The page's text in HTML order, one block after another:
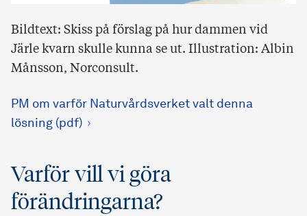
Bildtext: Skiss på förslag på hur dammen vid
Järle kvarn skulle kunna se ut. Illustration: Albin
Månsson, Norconsult.
PM om varför Naturvårdsverket valt denna
lösning (pdf)
Varför vill vi göra
förändringarna?